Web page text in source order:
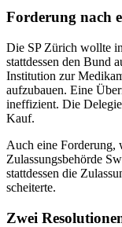
Forderung nach
Die SP Zürich wollte
stattdessen den Bund
Institution zur
aufzubauen. Eine
ineffizient. Die
Kauf.
Auch eine Forderung,
Zulassungsbehörde
stattdessen die
scheiterte.
Zwei